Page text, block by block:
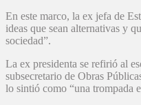
En este marco, la ex jefa de
ideas que sean alternativas y
sociedad”.
La ex presidenta se refirió al
subsecretario de Obras
lo sintió como “una trompada